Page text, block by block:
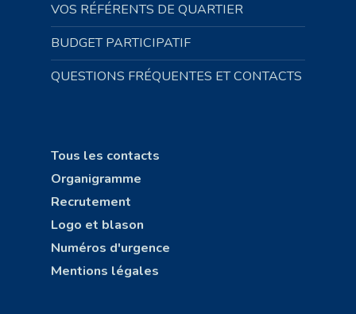
VOS RÉFÉRENTS DE QUARTIER
BUDGET PARTICIPATIF
QUESTIONS FRÉQUENTES ET CONTACTS
Tous les contacts
Organigramme
Recrutement
Logo et blason
Numéros d'urgence
Mentions légales